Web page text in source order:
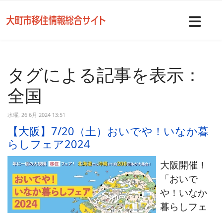
タグによる記事を表示：
全国
水曜, 26 6月 2024 13:51
【大阪】7/20（土）おいでや！いなか暮
らしフェア2024
大阪開催！
「おいで
や！いなか
暮らしフェ